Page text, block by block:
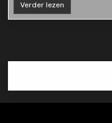
Verder lezen
Qashqai
lekkage